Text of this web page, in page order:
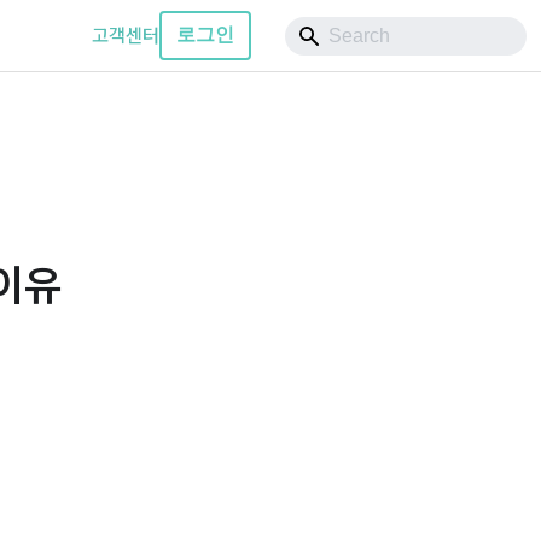
고객센터 로그인
유